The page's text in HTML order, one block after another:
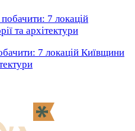
7 локацій Київщини